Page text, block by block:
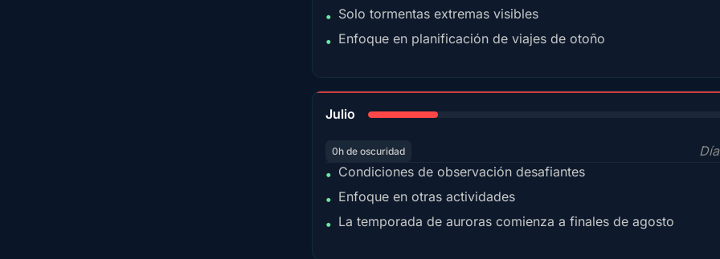
• Solo tormentas extremas visibles
• Enfoque en planificación de viajes de otoño
Julio
0h de oscuridad
• Condiciones de observación desafiantes
• Enfoque en otras actividades
• La temporada de auroras comienza a finales de agosto